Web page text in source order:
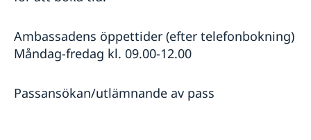
Ambassadens öppettider (efter telefonbokning)
Måndag-fredag kl. 09.00-12.00
Passansökan/utlämnande av pass